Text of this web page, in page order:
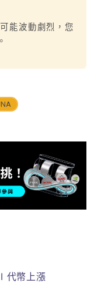
能波動劇烈，您
代幣上漲